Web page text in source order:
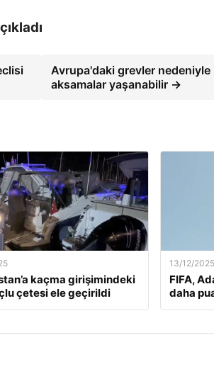
Avrupa'daki grevler
aksamalar yaşanabilir →
kaçma girişimindeki
çetesi ele geçirildi
13/12/2025
FIFA,
daha